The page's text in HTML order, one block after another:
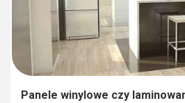
Panele winylowe czy